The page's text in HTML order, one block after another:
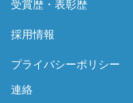
受賞歴・表彰歴
採用情報
プライバシーポリシー
連絡